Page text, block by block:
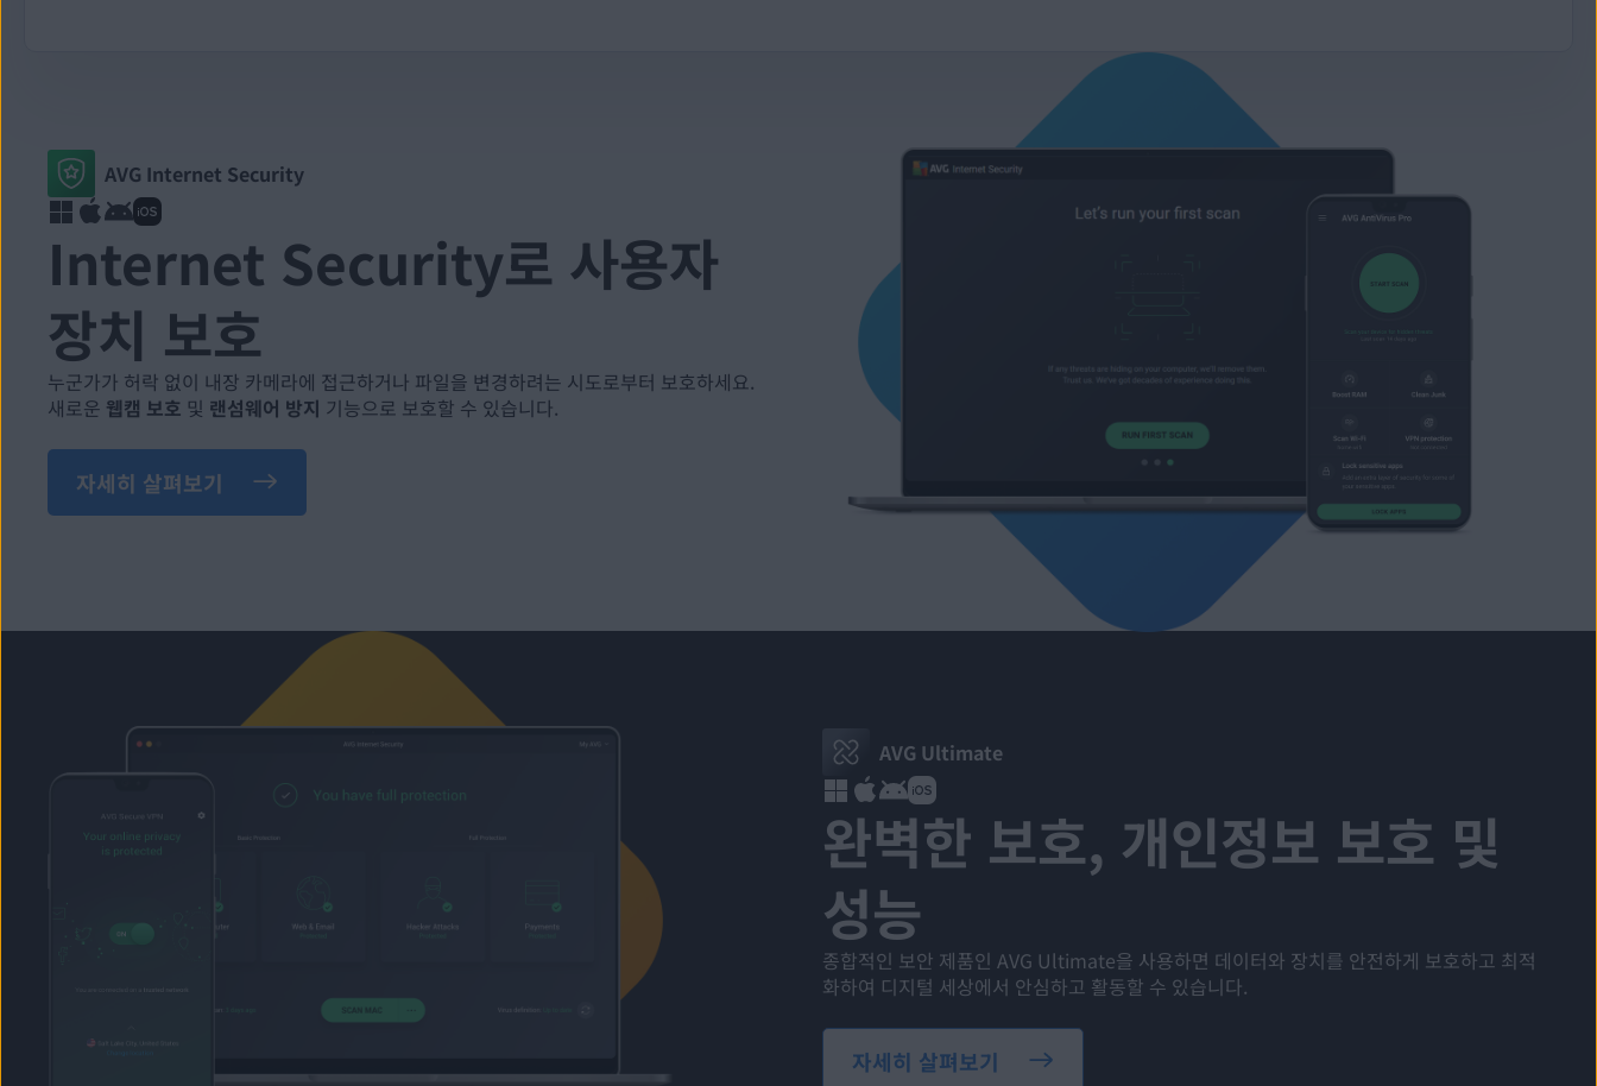
AVG Internet Security
Internet Security로 사용자
장치 보호
누군가가 허락 없이 내장 카메라에 접근하거나 파일을 변경하려는 시도로부터 보호하세요.
새로운 웹캠 보호 및 랜섬웨어 방지 기능으로 보호할 수 있습니다.
자세히 살펴보기
AVG Ultimate
완벽한 보호, 개인정보 보호 및
성능
종합적인 보안 제품인 AVG Ultimate을 사용하면 데이터와 장치를 안전하게 보호하고 최적
화하여 디지털 세상에서 안심하고 활동할 수 있습니다.
자세히 살펴보기